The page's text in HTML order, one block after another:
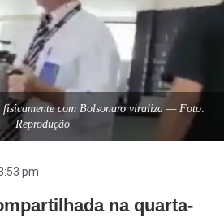
fisicamente com Bolsonaro viraliza — Foto:
Reprodução
pm
na quarta-